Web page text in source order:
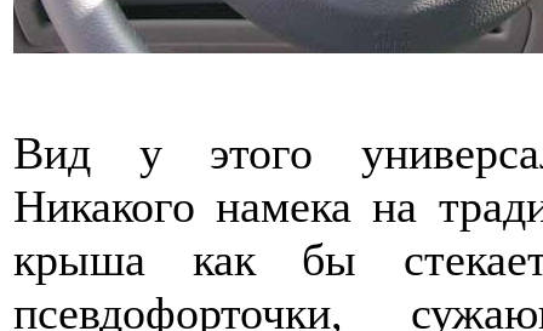
Вид у этого
Никакого намека на
крыша как бы
псевдофорточки,